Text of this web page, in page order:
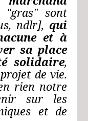
"gras" sont
ndlr],qui
et à
sa place
solidaire,
de vie.
rien notre
sur les
et de